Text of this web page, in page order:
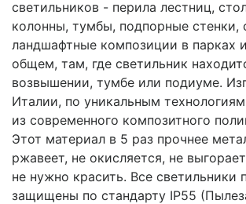
светильников - перила лестниц,
колонны, тумбы, подпорные стенки,
ландшафтные композиции в парках
общем, там, где светильник
возвышении, тумбе или подиуме.
Италии, по уникальным технологиям
из современного композитного
Этот материал в 5 раз прочнее
ржавеет, не окисляется, не
не нужно красить. Все светильники
защищены по стандарту IP55